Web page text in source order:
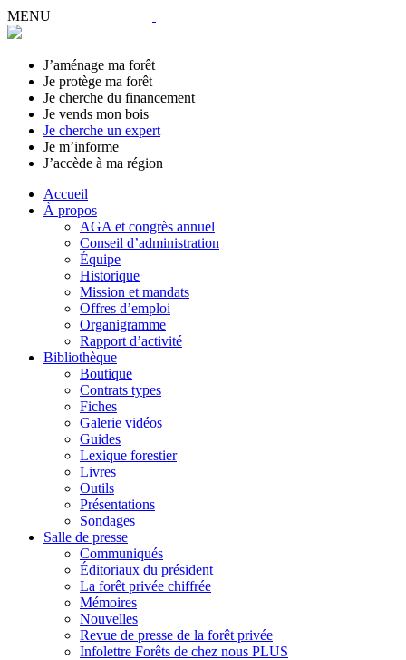
MENU
J’aménage ma forêt
Je protège ma forêt
Je cherche du financement
Je vends mon bois
Je cherche un expert
Je m’informe
J’accède à ma région
Accueil
À propos
AGA et congrès annuel
Conseil d’administration
Équipe
Historique
Mission et mandats
Offres d’emploi
Organigramme
Rapport d’activité
Bibliothèque
Boutique
Contrats types
Fiches
Galerie vidéos
Guides
Lexique forestier
Livres
Outils
Présentations
Sondages
Salle de presse
Communiqués
Éditoriaux du président
La forêt privée chiffrée
Mémoires
Nouvelles
Revue de presse de la forêt privée
Infolettre Forêts de chez nous PLUS